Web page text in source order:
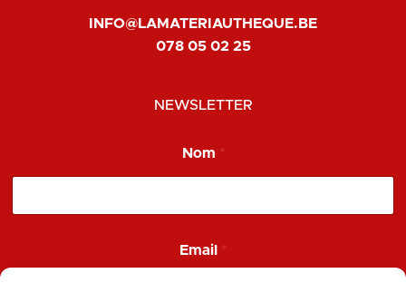
INFO@LAMATERIAUTHEQUE.BE
078 05 02 25
NEWSLETTER
o
m
Nom *
Email *